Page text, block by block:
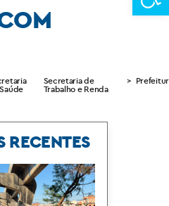
Secretaria de
Trabalho e Renda
>
RECENTES